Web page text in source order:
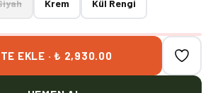
Krem
Kül Rengi
EKLE · ₺ 2,930.00